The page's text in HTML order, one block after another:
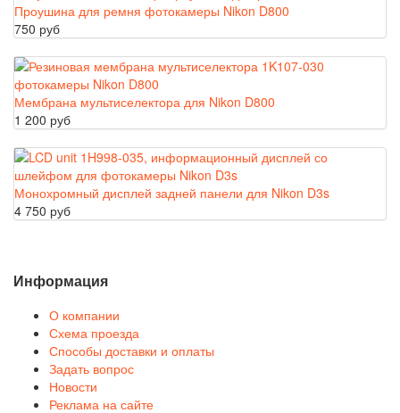
Проушина для ремня фотокамеры Nikon D800
750 руб
Мембрана мультиселектора для Nikon D800
1 200 руб
Монохромный дисплей задней панели для Nikon D3s
4 750 руб
Информация
О компании
Схема проезда
Способы доставки и оплаты
Задать вопрос
Новости
Реклама на сайте